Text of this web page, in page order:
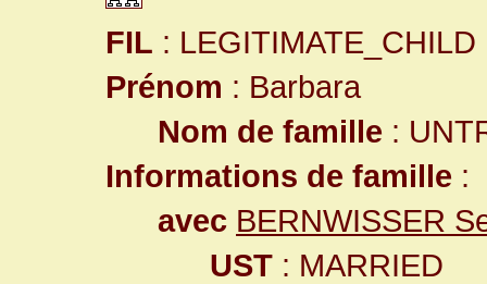
FIL : LEGITIMATE_CHILD
Prénom : Barbara
Nom de famille :
Informations de famille :
avec BERNWISSER
UST : MARRIED